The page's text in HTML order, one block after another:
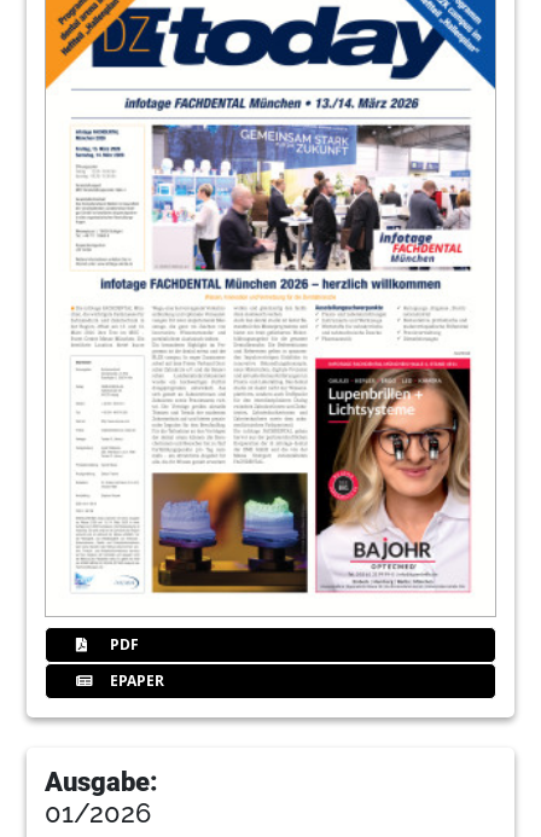
20Wirtschaft
Redaktion
Dampsoft GmbH
Veranstaltungen
Redaktion
Unternehmen
Redaktion
Produkte
Redaktion
Belmont Takara Company Europe GmbH
GC Germany GmbH
41Tipps und Hallenplan: id infotage dental
Frankfurt • 11. und 12. November 2016
Redaktion
43ZA Zahnärztliche
PDF
EPAPER
Ausgabe:
01/2026